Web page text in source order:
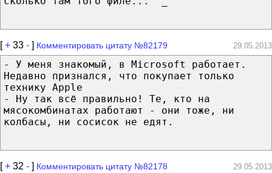
[+ 33 - ] Комментировать цитату №82179 29.05.2013
- У меня знакомый, в Microsoft работает.
Недавно признался, что покупает только
технику Apple
- Ну так всё правильно! Те, кто на
мясокомбинатах работают - они тоже, ни
колбасы, ни сосисок не едят.
[+ 32 - ] Комментировать цитату №82178 29.05.2013